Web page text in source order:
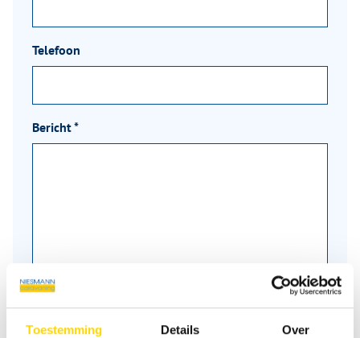
Toestemming Details Over
Telefoon
Bericht*